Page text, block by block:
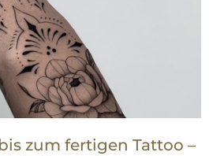
zum fertigen Tattoo –